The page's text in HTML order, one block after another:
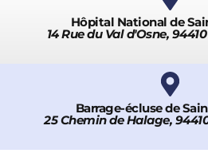
Hôpital National de
14 Rue du Val d'Osne,
Barrage-écluse de
25 Chemin de Halage,